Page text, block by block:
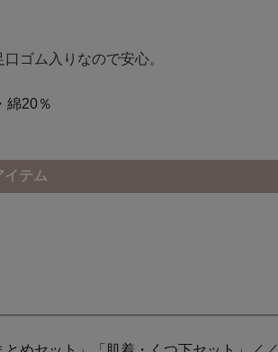
ゴム入りなので安心。
綿20％
イテム